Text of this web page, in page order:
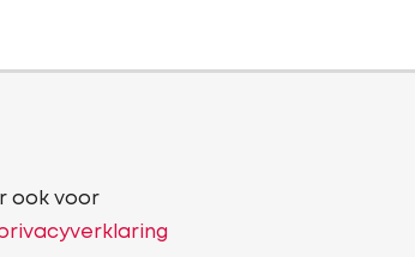
ook voor